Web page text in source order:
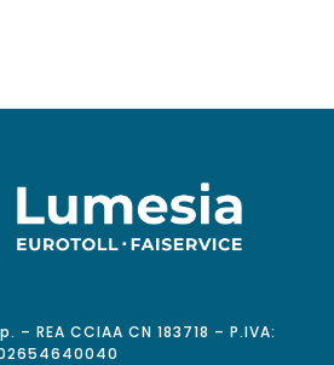
– REA CCIAA CN 183718 – P.IVA: